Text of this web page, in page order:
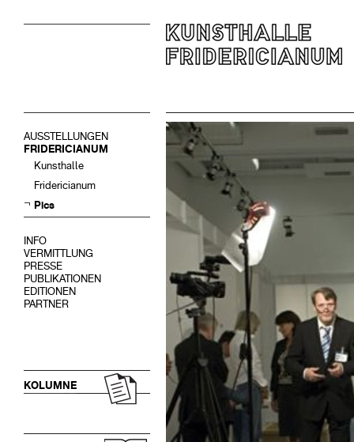
AUSSTELLUNGEN
FRIDERICIANUM
Kunsthalle
Fridericianum
Pics
INFO
VERMITTLUNG
PRESSE
PUBLIKATIONEN
EDITIONEN
PARTNER
KOLUMNE